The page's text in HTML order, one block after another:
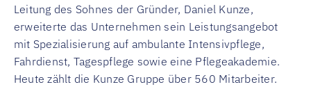
Leitung des Sohnes der Gründer, Daniel Kunze,
erweiterte das Unternehmen sein Leistungsangebot
mit Spezialisierung auf ambulante Intensivpflege,
Fahrdienst, Tagespflege sowie eine Pflegeakademie.
Heute zählt die Kunze Gruppe über 560 Mitarbeiter.